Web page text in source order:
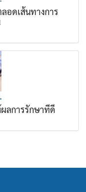
อดเส้นทางการ
ลการรักษาที่ดี